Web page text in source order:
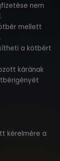
nem
mellett
a kötbért
kárának
kérelmére a